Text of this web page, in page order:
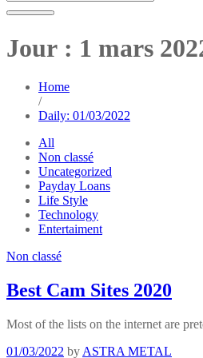
Jour : 1 mars
Home
/
Daily: 01/03/2022
All
Non classé
Uncategorized
Payday Loans
Life Style
Technology
Entertaiment
Non classé
Best Cam Sites 2020
Most of the lists on the internet are
01/03/2022 by ASTRA METAL